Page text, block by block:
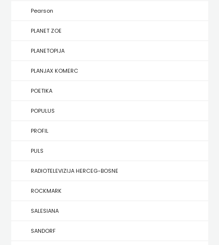
IZDAVAŠTVO
KRŠĆANSKA
SADAŠNJOST
KYRIOS
LIJEPA
RIJEČ
LUMEN
MATICA
HRVATSKA
Pearson
PLANET ZOE
PLANETOPIJA
PLANJAX KOMERC
POETIKA
POPULUS
PROFIL
PULS
RADIOTELEVIZIJA HERCEG-BOSNE
ROCKMARK
SALESIANA
SANDORF